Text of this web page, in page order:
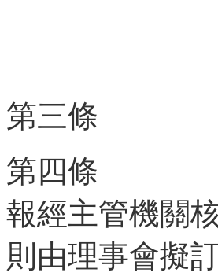
二、促
三、增進
第三條 本會
第四條 本會
報經主管機關
則由理事會擬